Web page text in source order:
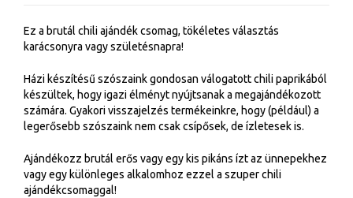
Ez a brutál chili ajándék csomag, tökéletes választás
karácsonyra vagy születésnapra!
Házi készítésű szószaink gondosan válogatott chili paprikából
készültek, hogy igazi élményt nyújtsanak a megajándékozott
számára. Gyakori visszajelzés termékeinkre, hogy (például) a
legerősebb szószaink nem csak csípősek, de ízletesek is.
Ajándékozz brutál erős vagy egy kis pikáns ízt az ünnepekhez
vagy egy különleges alkalomhoz ezzel a szuper chili
ajándékcsomaggal!